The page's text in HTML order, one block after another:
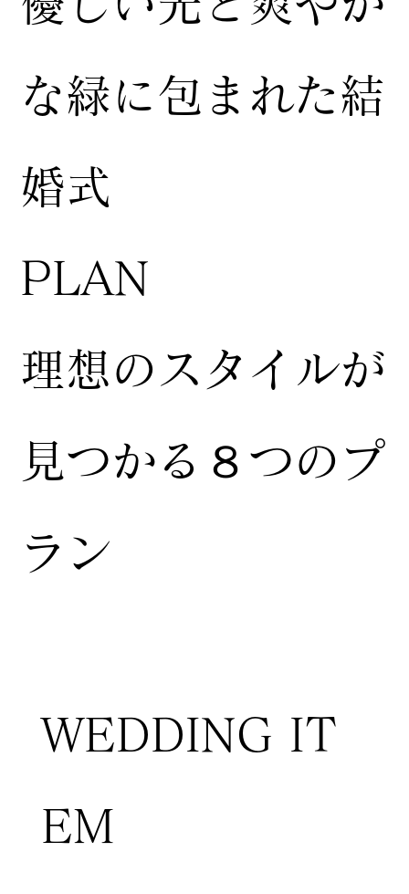
な緑に包まれた結
婚式
​PLAN
​理想のスタイルが
見つかる８つのプ
ラン
WEDDING IT
EM